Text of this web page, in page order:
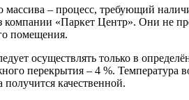
массива – процесс, требующий
компании «Паркет Центр». Они не
помещения.
осуществлять только в
перекрытия – 4 %. Температура
получится качественной.